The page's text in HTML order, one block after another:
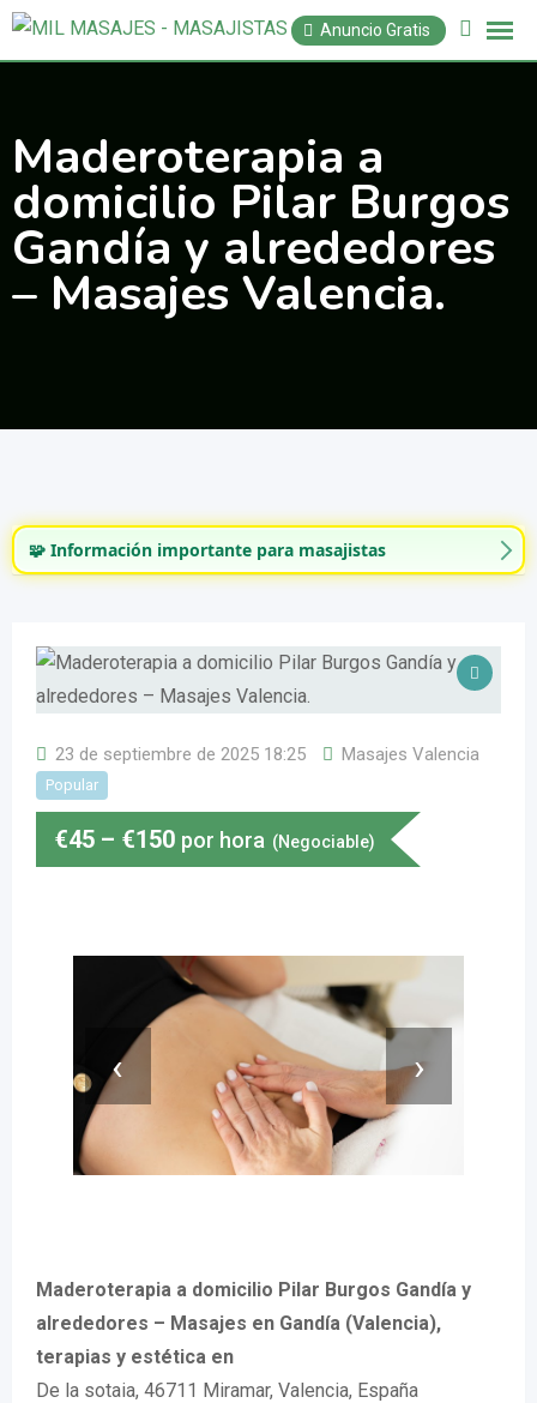
Saltar
Anuncio Gratis
Maderoterapia a
domicilio Pilar Burgos
Gandía y alrededores
– Masajes Valencia.
🧩 Información importante para masajistas
23 de septiembre de 2025 18:25 Masajes Valencia
Popular
€45 – €150 por hora (Negociable)
‹ ›
Maderoterapia a domicilio Pilar Burgos Gandía y
alrededores – Masajes en Gandía (Valencia),
terapias y estética en
De la sotaia, 46711 Miramar, Valencia, España